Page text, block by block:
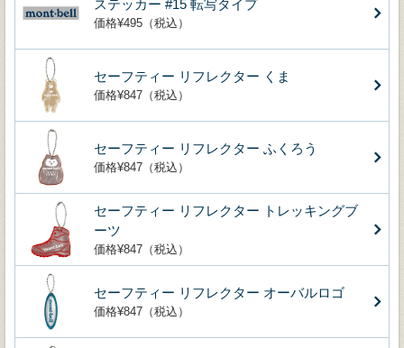
ステッカー #15 転写タイプ
価格¥495（税込）
セーフティー リフレクター くま
価格¥847（税込）
セーフティー リフレクター ふくろう
価格¥847（税込）
セーフティー リフレクター トレッキングブ
ーツ
価格¥847（税込）
セーフティー リフレクター オーバルロゴ
価格¥847（税込）